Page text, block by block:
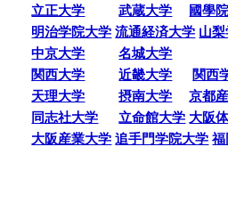
立正大学
武蔵大学
國學
明治学院大学 流通経済大学 山
中京大学
名城大学
関西大学
近畿大学
関西
天理大学
摂南大学
京都
同志社大学
立命館大学 大阪
大阪産業大学 追手門学院大学 福